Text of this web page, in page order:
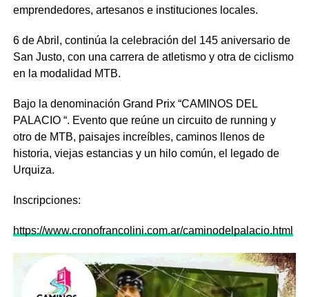
emprendedores, artesanos e instituciones locales.
6 de Abril, continúa la celebración del 145 aniversario de
San Justo, con una carrera de atletismo y otra de ciclismo
en la modalidad MTB.
Bajo la denominación Grand Prix “CAMINOS DEL
PALACIO “. Evento que reúne un circuito de running y
otro de MTB, paisajes increíbles, caminos llenos de
historia, viejas estancias y un hilo común, el legado de
Urquiza.
Inscripciones:
https://www.cronofrancolini.com.ar/caminodelpalacio.html